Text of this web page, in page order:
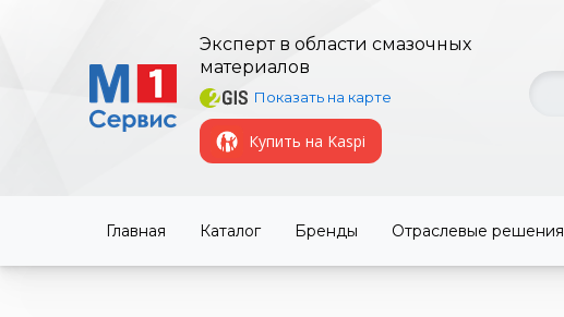
Эксперт в области смазочных
материалов
Показать на карте
Купить на Kaspi
Главная Каталог Бренды Отраслевые решения